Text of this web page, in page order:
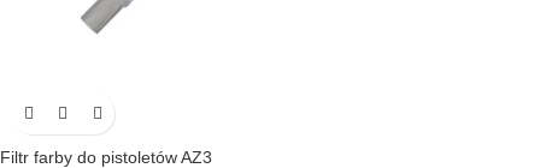
Filtr farby do pistoletów AZ3